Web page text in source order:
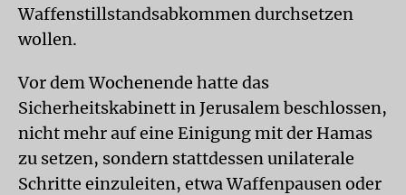
Waffenstillstandsabkommen durchsetzen
wollen.
Vor dem Wochenende hatte das
Sicherheitskabinett in Jerusalem beschlossen,
nicht mehr auf eine Einigung mit der Hamas
zu setzen, sondern stattdessen unilaterale
Schritte einzuleiten, etwa Waffenpausen oder